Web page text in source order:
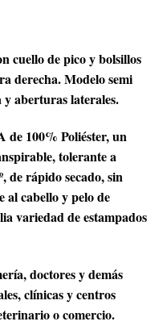
cuello de pico y bolsillos
derecha. Modelo semi
y aberturas laterales.
100% Poliéster, un
tolerante a
de rápido secado, sin
al cabello y pelo de
variedad de estampados
doctores y demás
clínicas y centros
o comercio.